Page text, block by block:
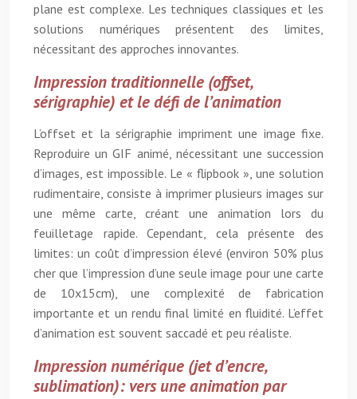
plane est complexe. Les techniques classiques et les
solutions numériques présentent des limites,
nécessitant des approches innovantes.
Impression traditionnelle (offset,
sérigraphie) et le défi de l’animation
L’offset et la sérigraphie impriment une image fixe.
Reproduire un GIF animé, nécessitant une succession
d’images, est impossible. Le « flipbook », une solution
rudimentaire, consiste à imprimer plusieurs images sur
une même carte, créant une animation lors du
feuilletage rapide. Cependant, cela présente des
limites: un coût d’impression élevé (environ 50% plus
cher que l’impression d’une seule image pour une carte
de 10x15cm), une complexité de fabrication
importante et un rendu final limité en fluidité. L’effet
d’animation est souvent saccadé et peu réaliste.
Impression numérique (jet d’encre,
sublimation): vers une animation par